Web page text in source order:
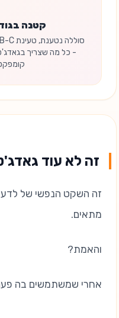
קטנה
- כל מה שצריך
זה לא עוד
זה השקט הנפשי של
מתאים.
והאמת?
אחרי שמשתמשים בה